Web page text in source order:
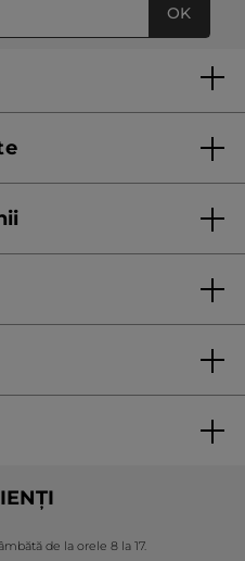
OK
la distanță a
de la orele 8 la 17.